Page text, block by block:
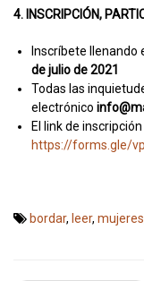
4. INSCRIPCIÓN,
Inscríbete llenando
de julio de 2021
Todas las
electrónico
El link de inscripción
https://forms.gle/
bordar, leer, mujeres